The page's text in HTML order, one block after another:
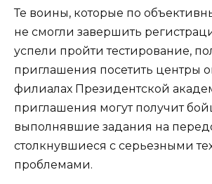
Те воины, которые по
не смогли завершить
успели пройти тестирование,
приглашения посетить центры
филиалах Президентской
приглашения могут получит
выполнявшие задания на
столкнувшиеся с серьезными
проблемами.